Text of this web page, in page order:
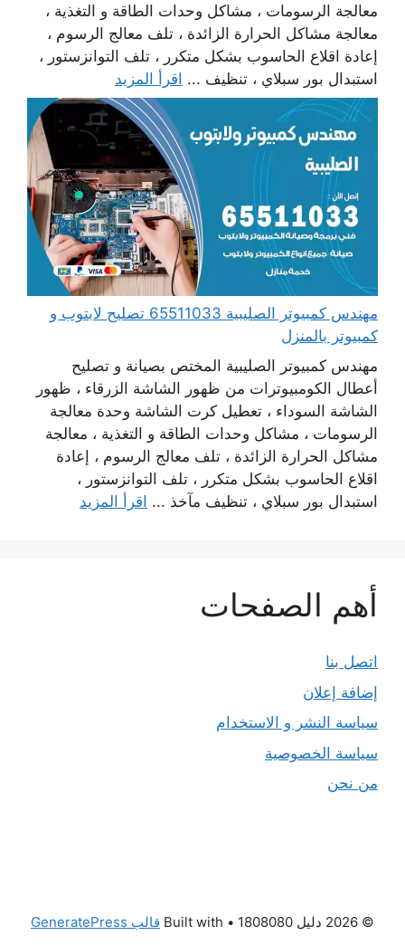
معالجة الرسومات ، مشاكل وحدات الطاقة و التغذية ،
معالجة مشاكل الحرارة الزائدة ، تلف معالج الرسوم ،
إعادة اقلاع الحاسوب بشكل متكرر ، تلف التوانزستور ،
استبدال بور سبلاي ، تنظيف ... اقرأ المزيد
مهندس كمبيوتر الصليبية 65511033 تصليح لابتوب و
كمبيوتر بالمنزل
مهندس كمبيوتر الصليبية المختص بصيانة و تصليح
أعطال الكومبيوترات من ظهور الشاشة الزرقاء ، ظهور
الشاشة السوداء ، تعطيل كرت الشاشة وحدة معالجة
الرسومات ، مشاكل وحدات الطاقة و التغذية ، معالجة
مشاكل الحرارة الزائدة ، تلف معالج الرسوم ، إعادة
اقلاع الحاسوب بشكل متكرر ، تلف التوانزستور ،
استبدال بور سبلاي ، تنظيف مآخذ ... اقرأ المزيد
أهم الصفحات
اتصل بنا
إضافة إعلان
سياسة النشر و الاستخدام
سياسة الخصوصية
من نحن
© 2026 دليل 1808080 • Built with قالب GeneratePress